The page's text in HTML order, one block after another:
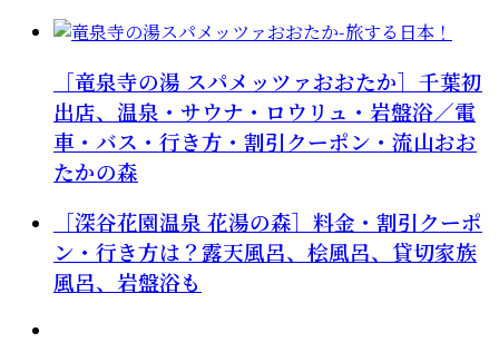
［竜泉寺の湯 スパメッツァおおたか］千葉初
出店、温泉・サウナ・ロウリュ・岩盤浴／電
車・バス・行き方・割引クーポン・流山おお
たかの森
［深谷花園温泉 花湯の森］料金・割引クーポ
ン・行き方は？露天風呂、桧風呂、貸切家族
風呂、岩盤浴も